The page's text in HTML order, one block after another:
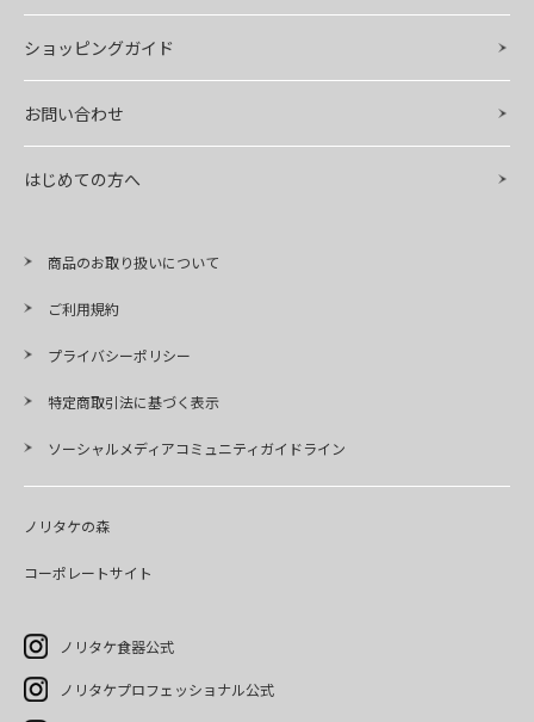
ショッピングガイド
お問い合わせ
はじめての方へ
商品のお取り扱いについて
ご利用規約
プライバシーポリシー
特定商取引法に基づく表示
ソーシャルメディアコミュニティガイドライン
ノリタケの森
コーポレートサイト
ノリタケ食器公式
ノリタケプロフェッショナル公式